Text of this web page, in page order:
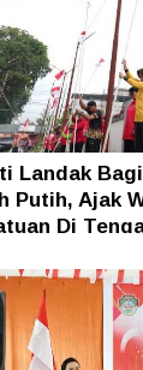
Landak
Putih, Ajak
Di